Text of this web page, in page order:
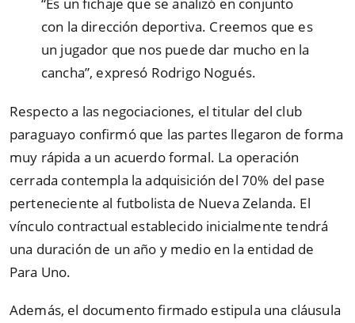
“Es un fichaje que se analizó en conjunto
con la dirección deportiva. Creemos que es
un jugador que nos puede dar mucho en la
cancha”, expresó Rodrigo Nogués.
Respecto a las negociaciones, el titular del club
paraguayo confirmó que las partes llegaron de forma
muy rápida a un acuerdo formal. La operación
cerrada contempla la adquisición del 70% del pase
perteneciente al futbolista de Nueva Zelanda. El
vínculo contractual establecido inicialmente tendrá
una duración de un año y medio en la entidad de
Para Uno.
Además, el documento firmado estipula una cláusula